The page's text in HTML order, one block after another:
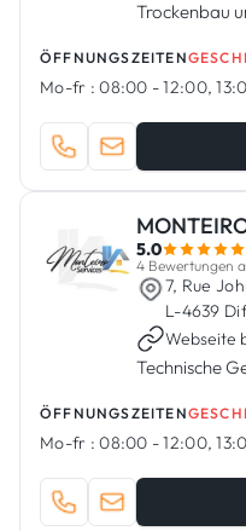
Trockenbau
ÖFFNUNGSZEITEN
Mo-fr : 08:00 - 12:00,
5.0
4 Bewertungen
7, Rue
L-4639
Webseite
Technische
ÖFFNUNGSZEITEN
Mo-fr : 08:00 - 12:00,